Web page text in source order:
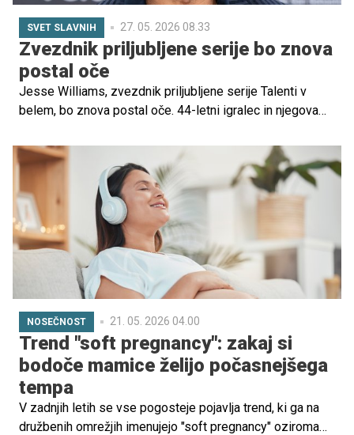
SVET SLAVNIH 27. 05. 2026 08.33
Zvezdnik priljubljene serije bo znova
postal oče
Jesse Williams, zvezdnik priljubljene serije Talenti v
belem, bo znova postal oče. 44-letni igralec in njegova
prvega skupnega otroka, kar bo za Williamsa že tretji
otrok. Novica je v javnost prišla po tem, ko je Onieva
nosečnost potrdila z objavami na družbenih omrežjih, par
pa je bil pred kratkim skupaj opažen tudi v Los Angelesu.
NOSEČNOST 21. 05. 2026 04.00
Trend "soft pregnancy": zakaj si
bodoče mamice želijo počasnejšega
tempa
V zadnjih letih se vse pogosteje pojavlja trend, ki ga na
družbenih omrežjih imenujejo "soft pregnancy" oziroma